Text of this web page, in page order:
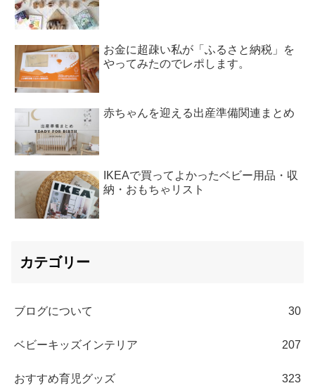
お金に超疎い私が「ふるさと納税」を
やってみたのでレポします。
赤ちゃんを迎える出産準備関連まとめ
IKEAで買ってよかったベビー用品・収
納・おもちゃリスト
カテゴリー
ブログについて 30
ベビーキッズインテリア 207
おすすめ育児グッズ 323